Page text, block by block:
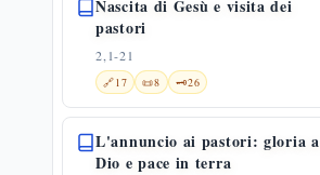
Nascita di Gesù e visita dei
pastori
2,1-21
🔗17 📜8 🗝️26
L'annuncio ai pastori: gloria a
Dio e pace in terra